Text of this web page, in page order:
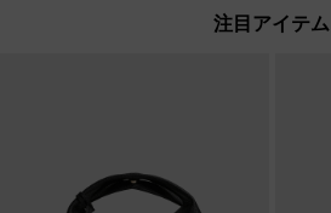
注目アイテム